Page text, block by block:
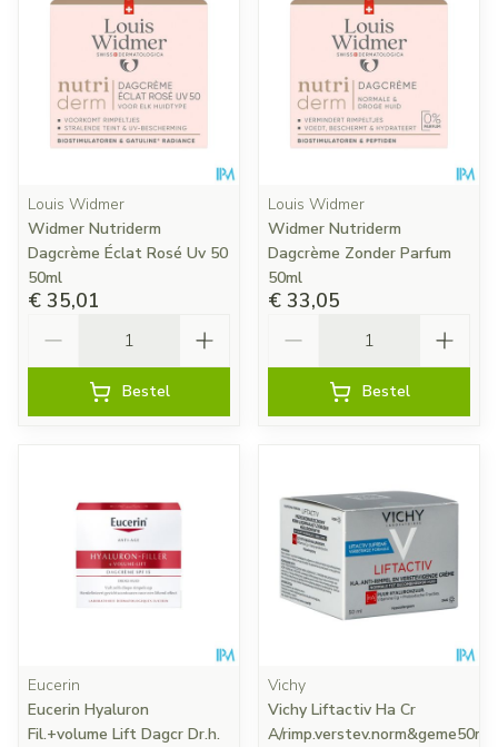
Louis Widmer
Widmer Nutriderm
Dagcrème Éclat Rosé Uv 50
50ml
€ 35,01
Bestel
Louis Widmer
Widmer Nutriderm
Dagcrème Zonder Parfum
50ml
€ 33,05
Bestel
Eucerin
Eucerin Hyaluron
Fil.+volume Lift Dagcr Dr.h.
Vichy
Vichy Liftactiv Ha Cr
A/rimp.verstev.norm&geme50ml